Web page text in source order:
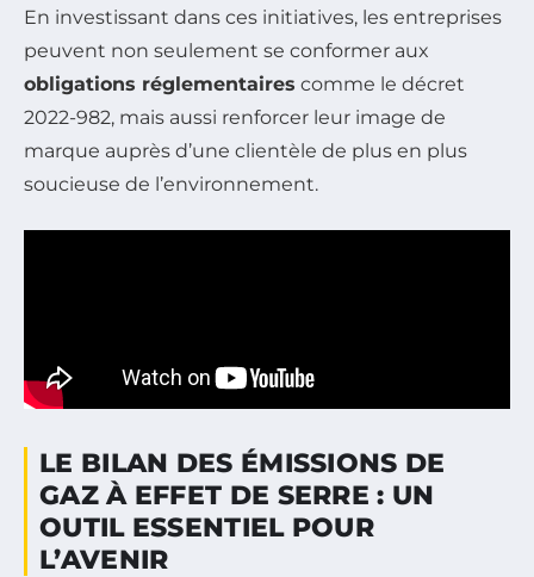
En investissant dans ces initiatives, les entreprises
peuvent non seulement se conformer aux
obligations réglementaires comme le décret
2022-982, mais aussi renforcer leur image de
marque auprès d’une clientèle de plus en plus
soucieuse de l’environnement.
LE BILAN DES ÉMISSIONS DE
GAZ À EFFET DE SERRE : UN
OUTIL ESSENTIEL POUR
L’AVENIR